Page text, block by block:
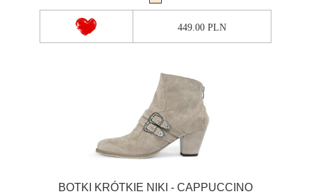
449.00 PLN
BOTKI KRÓTKIE NIKI - CAPPUCCINO